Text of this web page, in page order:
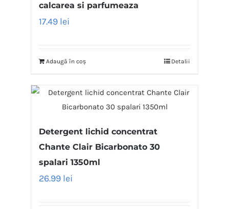
calcarea si parfumeaza
17.49 lei
Adaugă în coș Detalii
Detergent lichid concentrat
Chante Clair Bicarbonato 30
spalari 1350ml
26.99 lei